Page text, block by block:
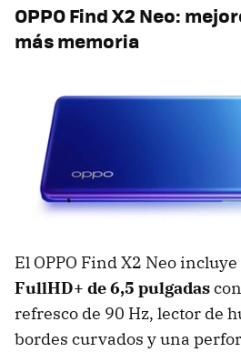
OPPO Find X2 Neo:
más memoria
El OPPO Find X2 Neo
FullHD+ de 6,5 pulgadas
refresco de 90 Hz, lector de
bordes curvados y una